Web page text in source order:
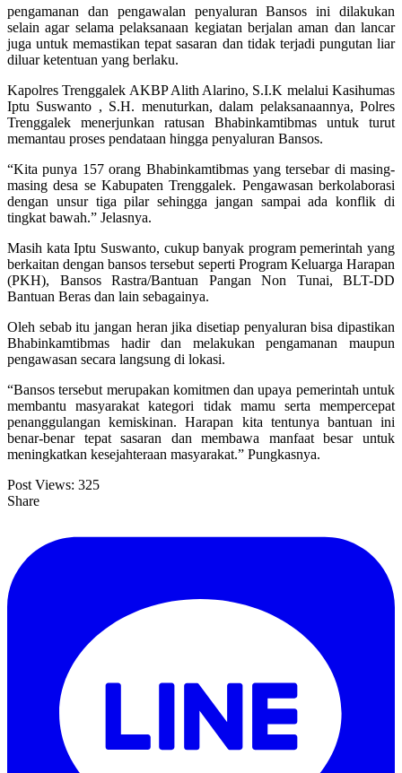
pengamanan dan pengawalan penyaluran Bansos ini dilakukan
selain agar selama pelaksanaan kegiatan berjalan aman dan lancar
juga untuk memastikan tepat sasaran dan tidak terjadi pungutan liar
diluar ketentuan yang berlaku.
Kapolres Trenggalek AKBP Alith Alarino, S.I.K melalui Kasihumas
Iptu Suswanto , S.H. menuturkan, dalam pelaksanaannya, Polres
Trenggalek menerjunkan ratusan Bhabinkamtibmas untuk turut
memantau proses pendataan hingga penyaluran Bansos.
“Kita punya 157 orang Bhabinkamtibmas yang tersebar di masing-
masing desa se Kabupaten Trenggalek. Pengawasan berkolaborasi
dengan unsur tiga pilar sehingga jangan sampai ada konflik di
tingkat bawah.” Jelasnya.
Masih kata Iptu Suswanto, cukup banyak program pemerintah yang
berkaitan dengan bansos tersebut seperti Program Keluarga Harapan
(PKH), Bansos Rastra/Bantuan Pangan Non Tunai, BLT-DD
Bantuan Beras dan lain sebagainya.
Oleh sebab itu jangan heran jika disetiap penyaluran bisa dipastikan
Bhabinkamtibmas hadir dan melakukan pengamanan maupun
pengawasan secara langsung di lokasi.
“Bansos tersebut merupakan komitmen dan upaya pemerintah untuk
membantu masyarakat kategori tidak mamu serta mempercepat
penanggulangan kemiskinan. Harapan kita tentunya bantuan ini
benar-benar tepat sasaran dan membawa manfaat besar untuk
meningkatkan kesejahteraan masyarakat.” Pungkasnya.
Post Views: 325
Share